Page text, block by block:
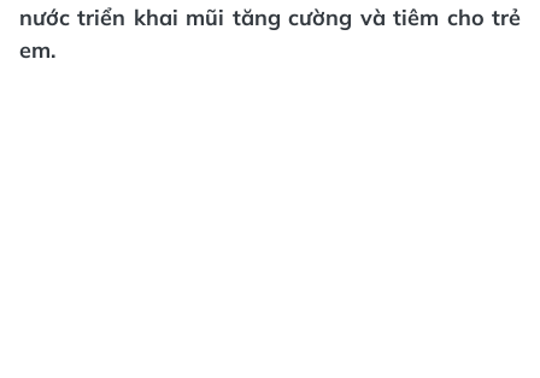
nước triển khai mũi tăng cường và tiêm cho trẻ
em.